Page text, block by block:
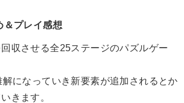
＆プレイ感想
収させる全25ステージのパズルゲー
になっていき新要素が追加されるとか
きます。